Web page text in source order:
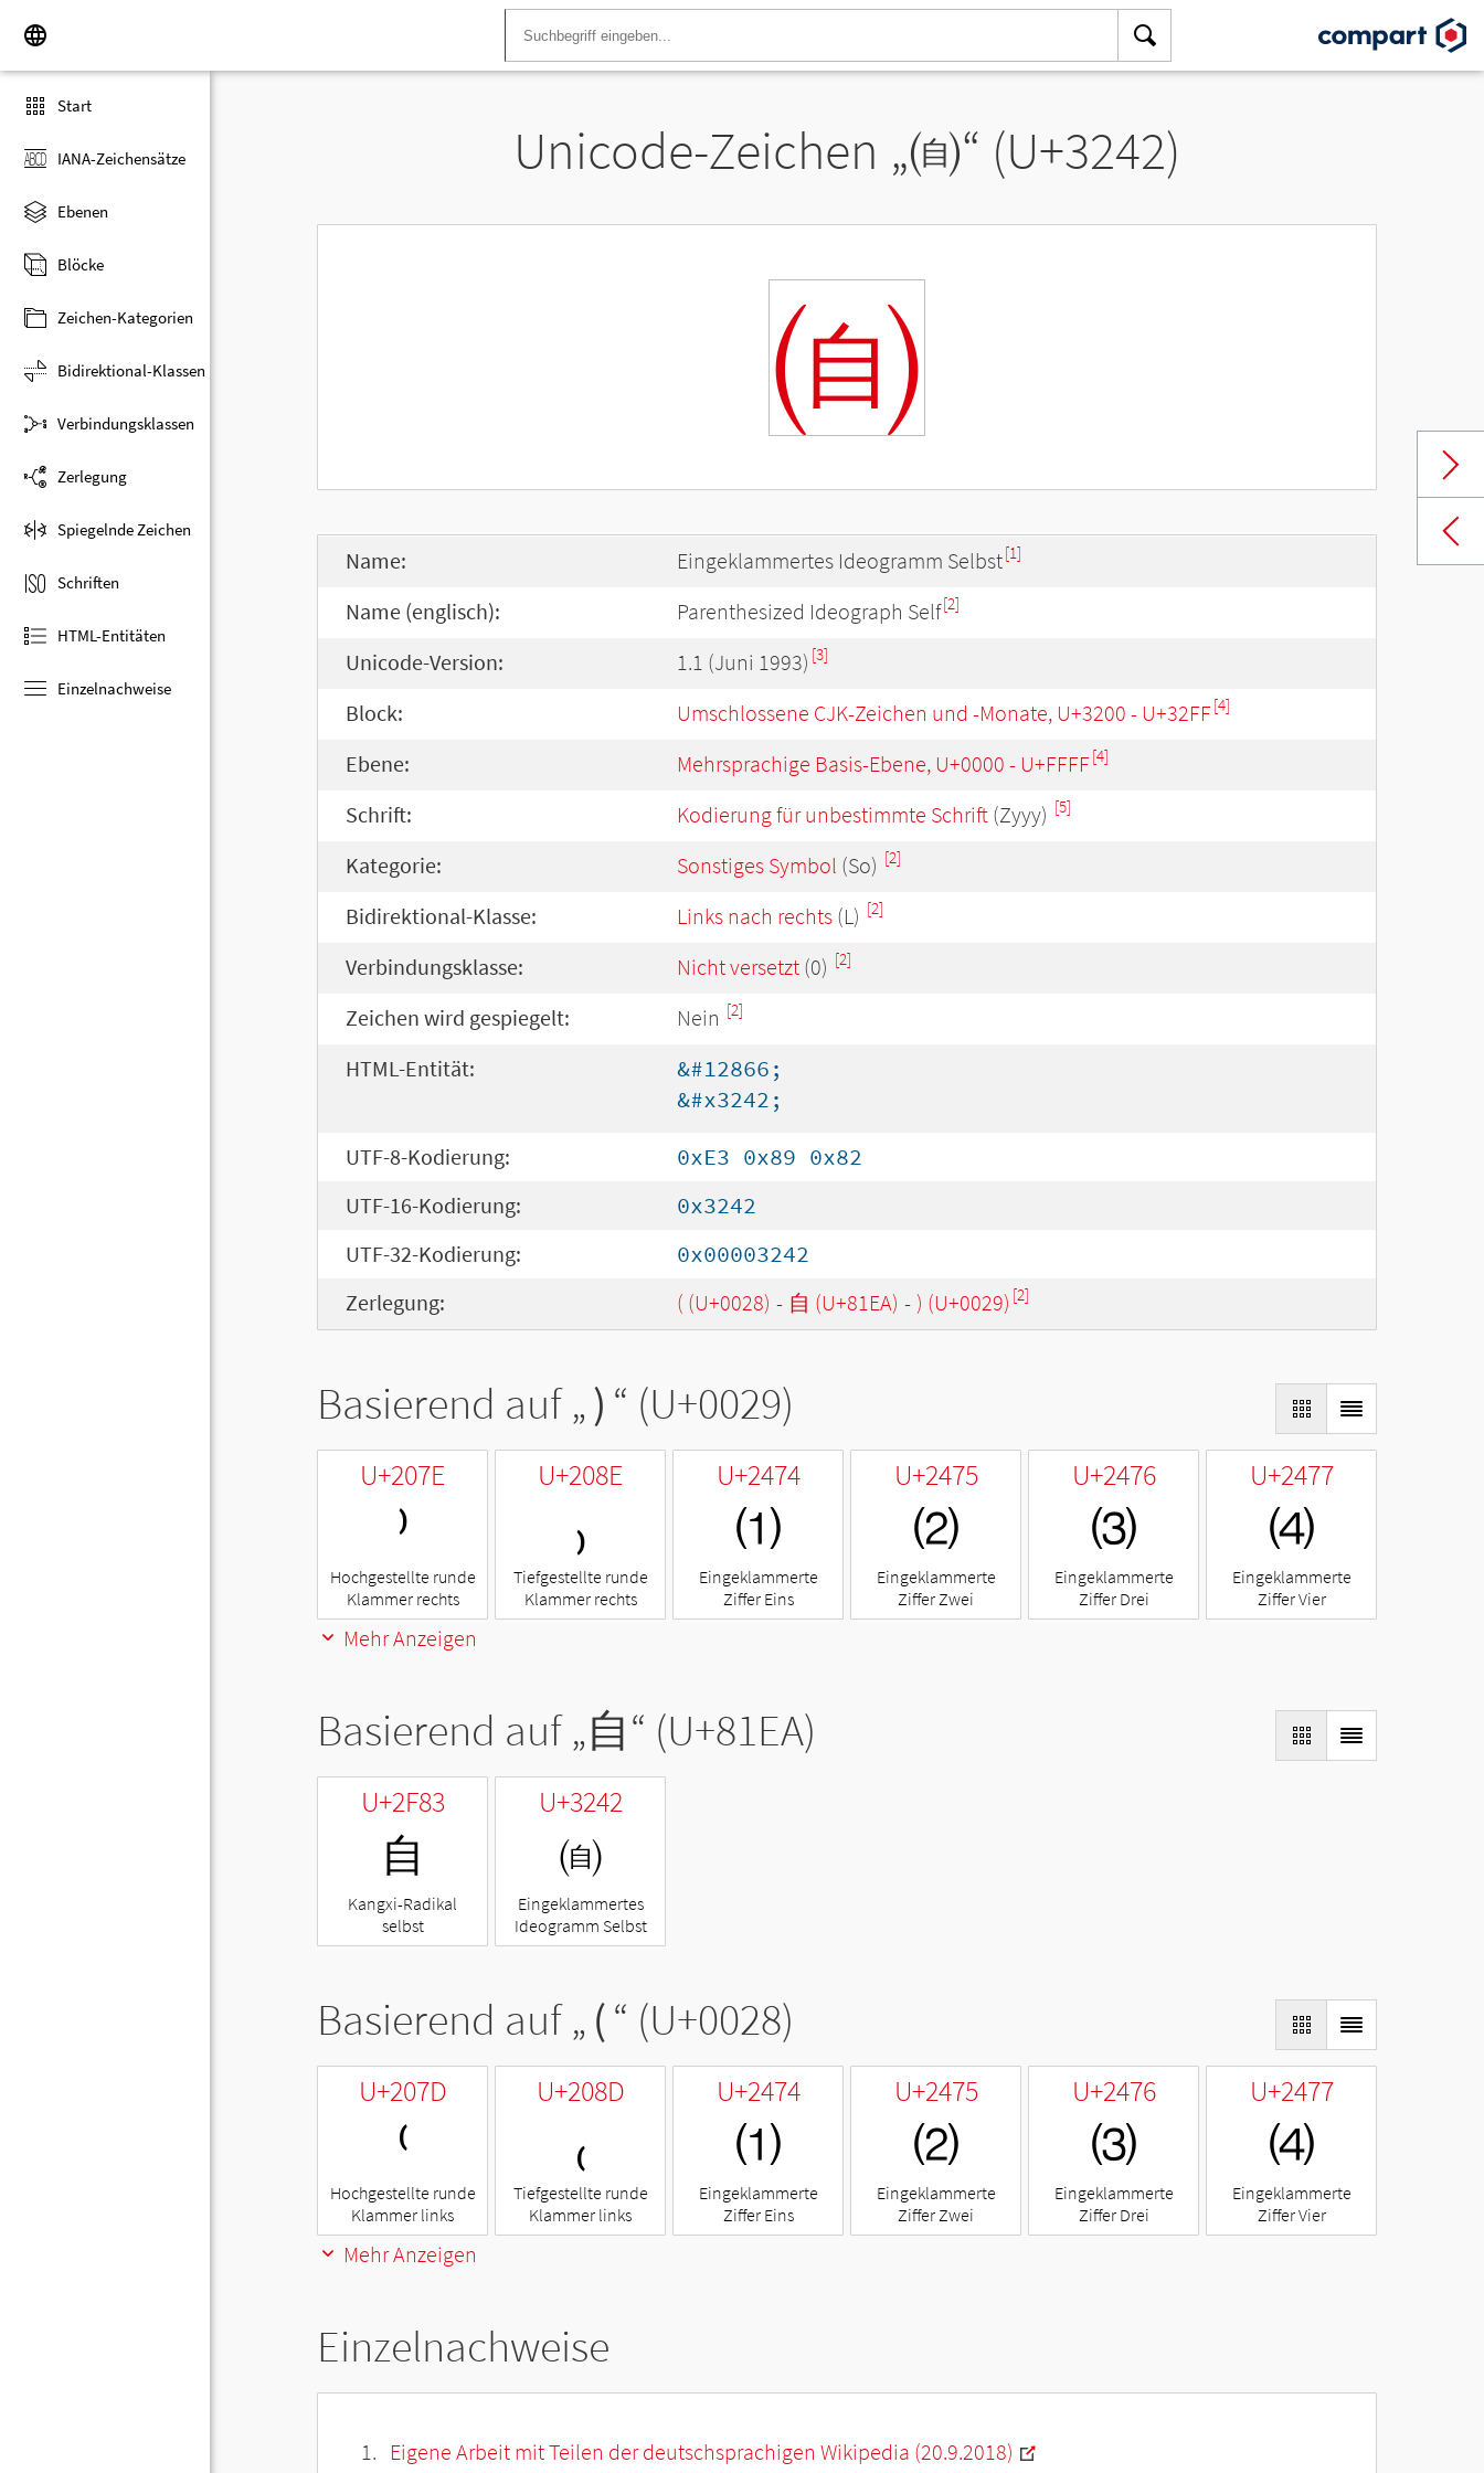
Start
IANA-Zeichensätze
Ebenen
Blöcke
Zeichen-Kategorien
Bidirektional-Klassen
Verbindungsklassen
Zerlegung
Spiegelnde Zeichen
Schriften
HTML-Entitäten
Einzelnachweise
Unicode-Zeichen „㉂“ (U+3242)
㉂
Name: Eingeklammertes Ideogramm Selbst[1]
Name (englisch): Parenthesized Ideograph Self[2]
Unicode-Version: 1.1 (Juni 1993) [3]
Block: Umschlossene CJK-Zeichen und -Monate, U+3200 - U+32FF[4]
Ebene: Mehrsprachige Basis-Ebene, U+0000 - U+FFFF[4]
Schrift: Kodierung für unbestimmte Schrift (Zyyy) [5]
Kategorie: Sonstiges Symbol (So) [2]
Bidirektional-Klasse: Links nach rechts (L) [2]
Verbindungsklasse: Nicht versetzt (0) [2]
Zeichen wird gespiegelt: Nein [2]
HTML-Entität:
&#12866;
&#x3242;
UTF-8-Kodierung:
0xE3 0x89 0x82
UTF-16-Kodierung:
0x3242
UTF-32-Kodierung:
0x00003242
Zerlegung:
( (U+0028) - 自 (U+81EA) - ) (U+0029) [2]
Basierend auf „) “ (U+0029)
U+207E
⁾
Hochgestellte runde
Klammer rechts
U+208E
₎
Tiefgestellte runde
Klammer rechts
U+2474
⑴
Eingeklammerte
Ziffer Eins
U+2475
⑵
Eingeklammerte
Ziffer Zwei
U+2476
⑶
Eingeklammerte
Ziffer Drei
U+2477
⑷
Eingeklammerte
Ziffer Vier
Mehr Anzeigen
Basierend auf „自“ (U+81EA)
U+2F83
⾃
Kangxi-Radikal
selbst
U+3242
㉂
Eingeklammertes
Ideogramm Selbst
Basierend auf „ (“ (U+0028)
U+207D
⁽
Hochgestellte runde
Klammer links
U+208D
₍
Tiefgestellte runde
Klammer links
U+2474
⑴
Eingeklammerte
Ziffer Eins
U+2475
⑵
Eingeklammerte
Ziffer Zwei
U+2476
⑶
Eingeklammerte
Ziffer Drei
U+2477
⑷
Eingeklammerte
Ziffer Vier
Mehr Anzeigen
Einzelnachweise
Eigene Arbeit mit Teilen der deutschsprachigen Wikipedia (20.9.2018)